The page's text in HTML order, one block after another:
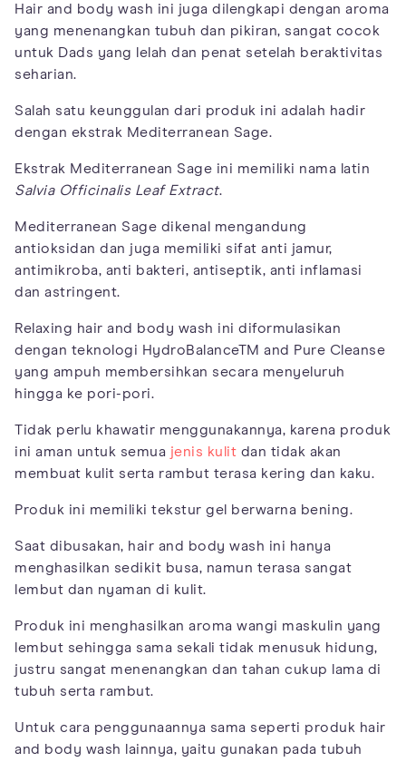
Hair and body wash ini juga dilengkapi dengan aroma
yang menenangkan tubuh dan pikiran, sangat cocok
untuk Dads yang lelah dan penat setelah beraktivitas
seharian.
Salah satu keunggulan dari produk ini adalah hadir
dengan ekstrak Mediterranean Sage.
Ekstrak Mediterranean Sage ini memiliki nama latin
Salvia Officinalis Leaf Extract.
Mediterranean Sage dikenal mengandung
antioksidan dan juga memiliki sifat anti jamur,
antimikroba, anti bakteri, antiseptik, anti inflamasi
dan astringent.
Relaxing hair and body wash ini diformulasikan
dengan teknologi HydroBalanceTM and Pure Cleanse
yang ampuh membersihkan secara menyeluruh
hingga ke pori-pori.
Tidak perlu khawatir menggunakannya, karena produk
ini aman untuk semua jenis kulit dan tidak akan
membuat kulit serta rambut terasa kering dan kaku.
Produk ini memiliki tekstur gel berwarna bening.
Saat dibusakan, hair and body wash ini hanya
menghasilkan sedikit busa, namun terasa sangat
lembut dan nyaman di kulit.
Produk ini menghasilkan aroma wangi maskulin yang
lembut sehingga sama sekali tidak menusuk hidung,
justru sangat menenangkan dan tahan cukup lama di
tubuh serta rambut.
Untuk cara penggunaannya sama seperti produk hair
and body wash lainnya, yaitu gunakan pada tubuh